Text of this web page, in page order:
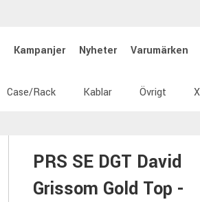
Kampanjer Nyheter Varumärken
Case/Rack Kablar Övrigt
PRS SE DGT David
Grissom Gold Top -